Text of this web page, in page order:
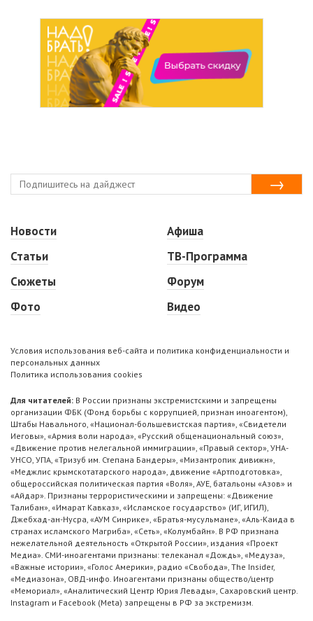
Новости
Статьи
Сюжеты
Фото
Афиша
ТВ-Программа
Форум
Видео
Условия использования веб-сайта и политика конфиденциальности и
персональных данных
Политика использования cookies
Для читателей: В России признаны экстремистскими и запрещены
организации ФБК (Фонд борьбы с коррупцией, признан иноагентом),
Штабы Навального, «Национал-большевистская партия», «Свидетели
Иеговы», «Армия воли народа», «Русский общенациональный союз»,
«Движение против нелегальной иммиграции», «Правый сектор», УНА-
УНСО, УПА, «Тризуб им. Степана Бандеры», «Мизантропик дивижн»,
«Меджлис крымскотатарского народа», движение «Артподготовка»,
общероссийская политическая партия «Воля», АУЕ, батальоны «Азов» и
«Айдар». Признаны террористическими и запрещены: «Движение
Талибан», «Имарат Кавказ», «Исламское государство» (ИГ, ИГИЛ),
Джебхад-ан-Нусра, «АУМ Синрике», «Братья-мусульмане», «Аль-Каида в
странах исламского Магриба», «Сеть», «Колумбайн». В РФ признана
нежелательной деятельность «Открытой России», издания «Проект
Медиа». СМИ-иноагентами признаны: телеканал «Дождь», «Медуза»,
«Важные истории», «Голос Америки», радио «Свобода», The Insider,
«Медиазона», ОВД-инфо. Иноагентами признаны общество/центр
«Мемориал», «Аналитический Центр Юрия Левады», Сахаровский центр.
Instagram и Facebook (Metа) запрещены в РФ за экстремизм.